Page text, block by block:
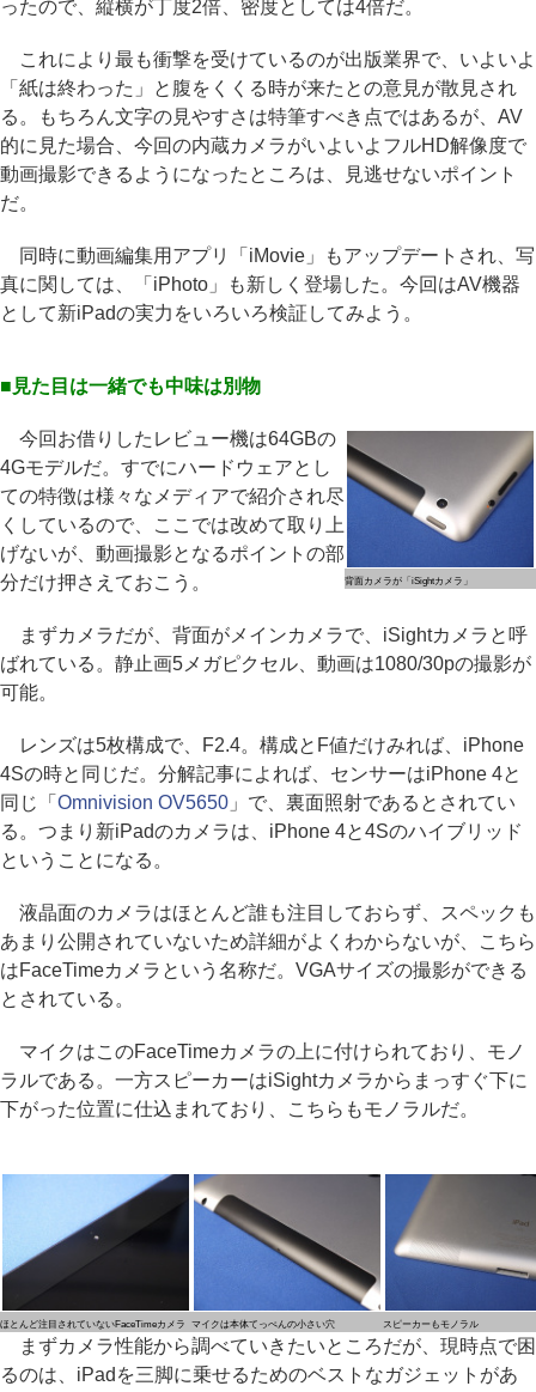
ったので、縦横が丁度2倍、密度としては4倍だ。
これにより最も衝撃を受けているのが出版業界で、いよいよ
「紙は終わった」と腹をくくる時が来たとの意見が散見され
る。もちろん文字の見やすさは特筆すべき点ではあるが、AV
的に見た場合、今回の内蔵カメラがいよいよフルHD解像度で
動画撮影できるようになったところは、見逃せないポイント
だ。
同時に動画編集用アプリ「iMovie」もアップデートされ、写
真に関しては、「iPhoto」も新しく登場した。今回はAV機器
として新iPadの実力をいろいろ検証してみよう。
■見た目は一緒でも中味は別物
背面カメラが「iSightカメラ」
今回お借りしたレビュー機は64GBの
4Gモデルだ。すでにハードウェアとし
ての特徴は様々なメディアで紹介され尽
くしているので、ここでは改めて取り上
げないが、動画撮影となるポイントの部
分だけ押さえておこう。
まずカメラだが、背面がメインカメラで、iSightカメラと呼
ばれている。静止画5メガピクセル、動画は1080/30pの撮影が
可能。
レンズは5枚構成で、F2.4。構成とF値だけみれば、iPhone
4Sの時と同じだ。分解記事によれば、センサーはiPhone 4と
同じ「 Omnivision OV5650」で、裏面照射であるとされてい
る。つまり新iPadのカメラは、iPhone 4と4Sのハイブリッド
ということになる。
液晶面のカメラはほとんど誰も注目しておらず、スペックも
あまり公開されていないため詳細がよくわからないが、こちら
はFaceTimeカメラという名称だ。VGAサイズの撮影ができる
とされている。
マイクはこのFaceTimeカメラの上に付けられており、モノ
ラルである。一方スピーカーはiSightカメラからまっすぐ下に
下がった位置に仕込まれており、こちらもモノラルだ。
ほとんど注目されていないFaceTimeカメラ マイクは本体てっぺんの小さい穴 スピーカーもモノラル
まずカメラ性能から調べていきたいところだが、現時点で困
るのは、iPadを三脚に乗せるためのベストなガジェットがあ